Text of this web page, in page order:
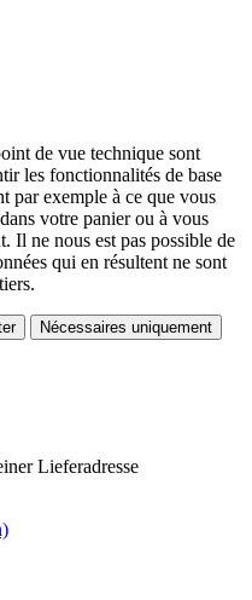
de vue technique sont
les fonctionnalités de base
par exemple à ce que vous
votre panier ou à vous
Il ne nous est pas possible de
qui en résultent ne sont
Nécessaires uniquement
Lieferadresse